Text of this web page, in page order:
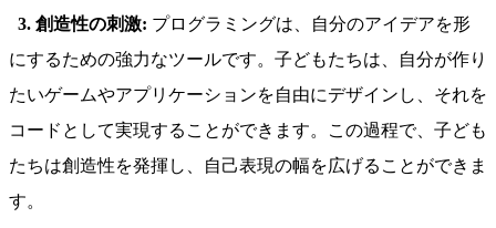
3. 創造性の刺激: プログラミングは、自分のアイデアを形
にするための強力なツールです。子どもたちは、自分が作り
たいゲームやアプリケーションを自由にデザインし、それを
コードとして実現することができます。この過程で、子ども
たちは創造性を発揮し、自己表現の幅を広げることができま
す。